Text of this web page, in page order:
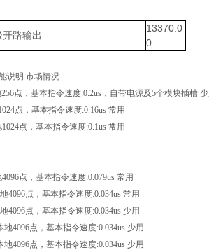
路输出
13370.0
0
说明 市场情况
256点，基本指令速度:0.2us ，自带电源及5个模块插槽
点，基本指令速度:0.16us 常用
1024点，基本指令速度:0.1us 常用
4096点，基本指令速度:0.079us 常用
4096点，基本指令速度:0.034us 常用
4096点，基本指令速度:0.034us 少用
地4096点，基本指令速度:0.034us 少用
地4096点，基本指令速度:0.034us 少用